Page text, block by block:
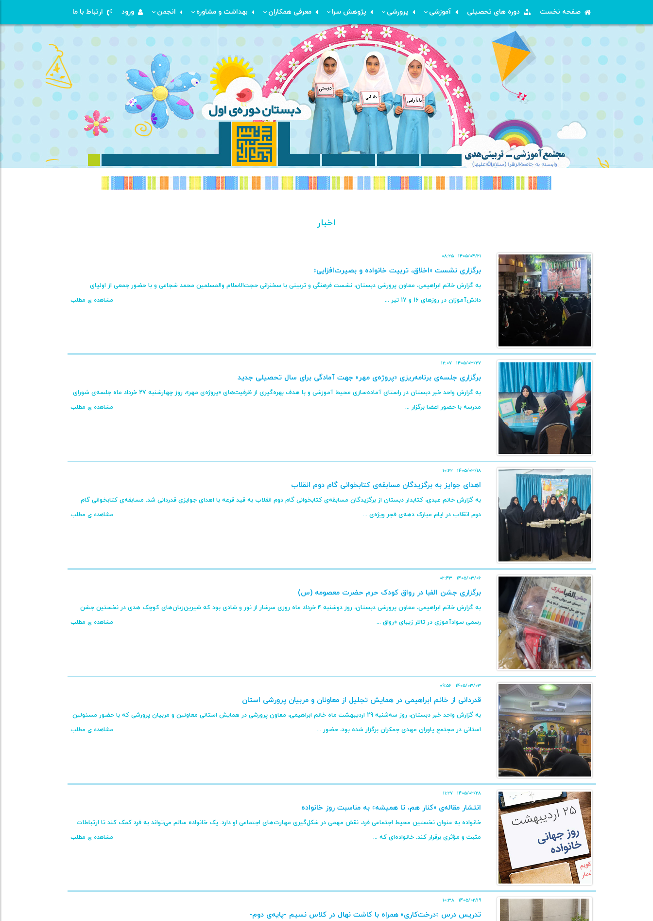
صفحه نخست دوره های تحصیلی آموزشی پرورشی پژوهش سرا معرفی همکاران بهداشت و مشاوره انجمن ورود ارتباط با ما
اخبار
1405/04/21
08:25
برگزاری نشست «اخلاق، تربیت خانواده و بصیرت‌افزایی»
به گزارش خانم ابراهیمی، معاون پرورشی دبستان، نشست فرهنگی و تربیتی با سخنرانی حجت‌الاسلام والمسلمین محمد شجاعی و با حضور جمعی از اولیای
دانش‌آموزان در روزهای 16 و 17 تیر ...
مشاهده ی مطلب
1405/03/27
12:07
برگزاری جلسه‌ی برنامه‌ریزی «پروژه‌ی مهر» جهت آمادگی برای سال تحصیلی جدید
به گزارش واحد خبر دبستان در راستای آماده‌سازی محیط آموزشی و با هدف بهره‌گیری از ظرفیت‌های «پروژه‌ی مهر»، روز چهارشنبه 27 خرداد ماه جلسه‌ی شورای
مدرسه با حضور اعضا برگزار ...
مشاهده ی مطلب
1405/03/18
10:22
اهدای جوایز به برگزیدگان مسابقه‌ی کتابخوانی گام دوم انقلاب
به گزارش خانم عبدی، کتابدار دبستان از برگزیدگان مسابقه‌ی کتابخوانی گام دوم انقلاب به قید قرعه با اهدای جوایزی قدردانی شد. مسابقه‌ی کتابخوانی گام
دوم انقلاب در ایام مبارک دهه‌ی فجر ویژه‌ی ...
مشاهده ی مطلب
1405/03/06
02:43
برگزاری جشن الفبا در رواق کودک حرم حضرت معصومه (س)
به گزارش خانم ابراهیمی، معاون پرورشی دبستان، روز دوشنبه 4 خرداد ماه روزی سرشار از نور و شادی بود که شیرین‌زبان‌های کوچک هدی در نخستین جشن
رسمی سوادآموزی در تالار زیبای «رواق ...
مشاهده ی مطلب
1405/03/03
09:56
قدردانی از خانم ابراهیمی در همایش تجلیل از معاونان و مربیان پرورشی استان
به گزارش واحد خبر دبستان، روز سه‌شنبه 29 اردیبهشت ماه خانم ابراهیمی، معاون پرورشی در همایش استانی معاونین و مربیان پرورشی که با حضور مسئولین
استانی در مجتمع یاوران مهدی جمکران برگزار شده بود، حضور ...
مشاهده ی مطلب
1405/02/28
11:27
انتشار مقاله‌‌ی «کنار هم، تا همیشه» به مناسبت روز خانواده
خانواده به عنوان نخستین محیط اجتماعی فرد، نقش مهمی در شکل‌گیری مهارت‌های اجتماعی او دارد. یک خانواده سالم می‌تواند به فرد کمک کند تا ارتباطات
مثبت و مؤثری برقرار کند. خانواده‌ای که ...
مشاهده ی مطلب
1405/02/19
10:38
تدریس درس «درخت‌کاری» همراه با کاشت نهال در کلاس‌ نسیم -پایه‌ی دوم-